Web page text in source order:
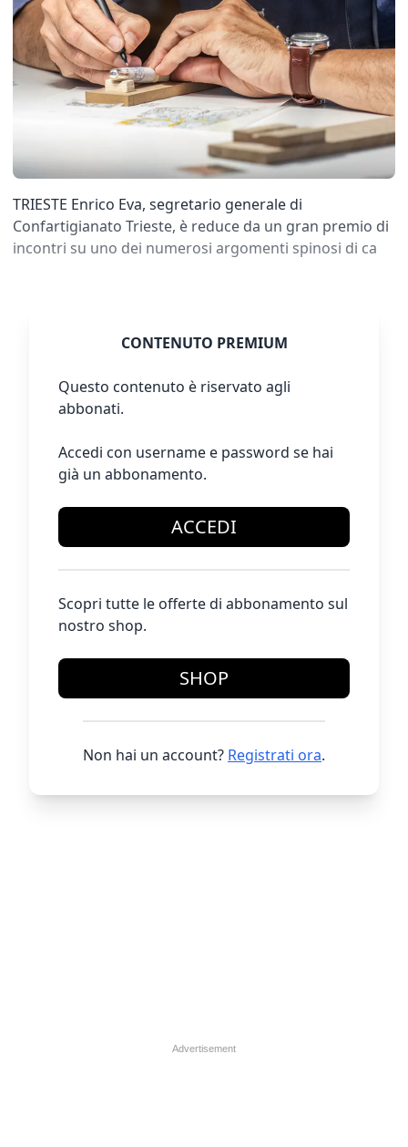
TRIESTE Enrico Eva, segretario generale di
Confartigianato Trieste, è reduce da un gran premio di
incontri su uno dei numerosi argomenti spinosi di ca
CONTENUTO PREMIUM
Questo contenuto è riservato agli
abbonati.
Accedi con username e password se hai
già un abbonamento.
ACCEDI
Scopri tutte le offerte di abbonamento sul
nostro shop.
SHOP
Non hai un account? Registrati ora.